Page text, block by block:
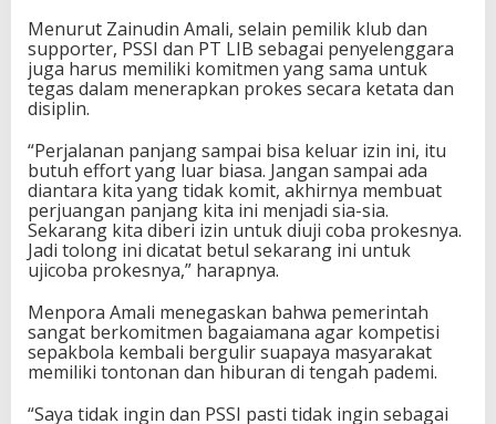
Menurut Zainudin Amali, selain pemilik klub dan
supporter, PSSI dan PT LIB sebagai penyelenggara
juga harus memiliki komitmen yang sama untuk
tegas dalam menerapkan prokes secara ketata dan
disiplin.
“Perjalanan panjang sampai bisa keluar izin ini, itu
butuh effort yang luar biasa. Jangan sampai ada
diantara kita yang tidak komit, akhirnya membuat
perjuangan panjang kita ini menjadi sia-sia.
Sekarang kita diberi izin untuk diuji coba prokesnya.
Jadi tolong ini dicatat betul sekarang ini untuk
ujicoba prokesnya,” harapnya.
Menpora Amali menegaskan bahwa pemerintah
sangat berkomitmen bagaiamana agar kompetisi
sepakbola kembali bergulir suapaya masyarakat
memiliki tontonan dan hiburan di tengah pademi.
“Saya tidak ingin dan PSSI pasti tidak ingin sebagai